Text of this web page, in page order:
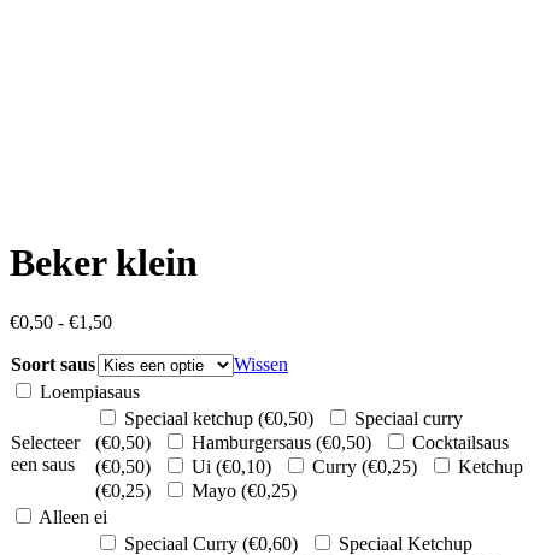
Beker klein
€0,50 - €1,50Prijsklasse:
tot
€1,50
Soort saus
Wissen
Loempiasaus
Selecteer
een saus
Speciaal ketchup (€0,50)
Speciaal curry
(€0,50) Hamburgersaus (€0,50)
Cocktailsaus
(€0,50) Ui (€0,10) Curry (€0,25)
Ketchup
(€0,25) Mayo (€0,25)
Alleen ei
Speciaal Curry (€0,60)
Speciaal Ketchup